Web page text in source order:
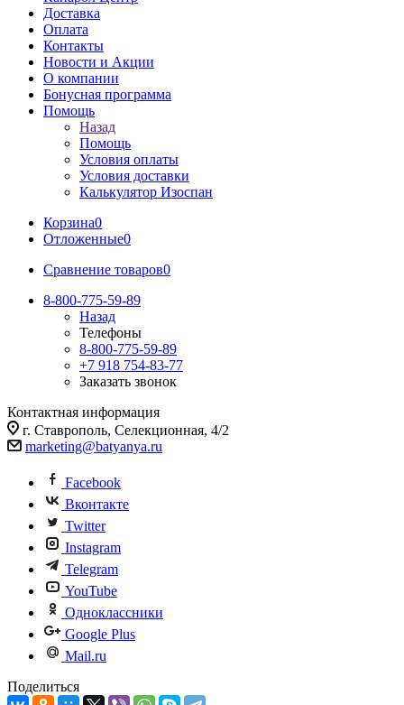
Доставка
Оплата
Контакты
Новости и Акции
О компании
Бонусная программа
Помощь
Назад
Помощь
Условия оплаты
Условия доставки
Калькулятор Изоспан
Корзина0
Отложенные0
Сравнение товаров0
8-800-775-59-89
Назад
Телефоны
8-800-775-59-89
+7 918 754-83-77
Заказать звонок
Контактная информация
г. Ставрополь, Селекционная, 4/2
marketing@batyanya.ru
Facebook
Вконтакте
Twitter
Instagram
Telegram
YouTube
Одноклассники
Google Plus
Mail.ru
Поделиться